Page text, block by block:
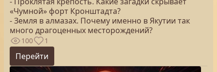
«Чумной» форт Кронштадта?
- Земля в алмазах. Почему именно в Якутии так
много драгоценных месторождений?
100 1
Перейти